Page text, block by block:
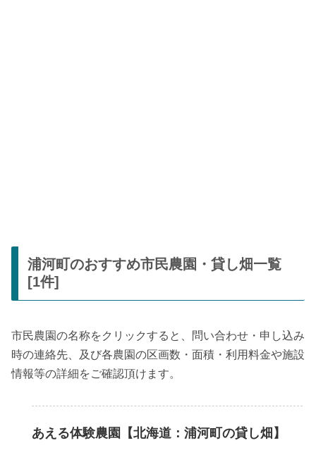
浦河町のおすすめ市民農園・貸し畑一覧
[1件]
市民農園の名称をクリックすると、問い合わせ・申し込み
時の連絡先、及び各農園の区画数・面積・利用料金や施設
情報等の詳細をご確認頂けます。
あえる体験農園【北海道：浦河町の貸し畑】